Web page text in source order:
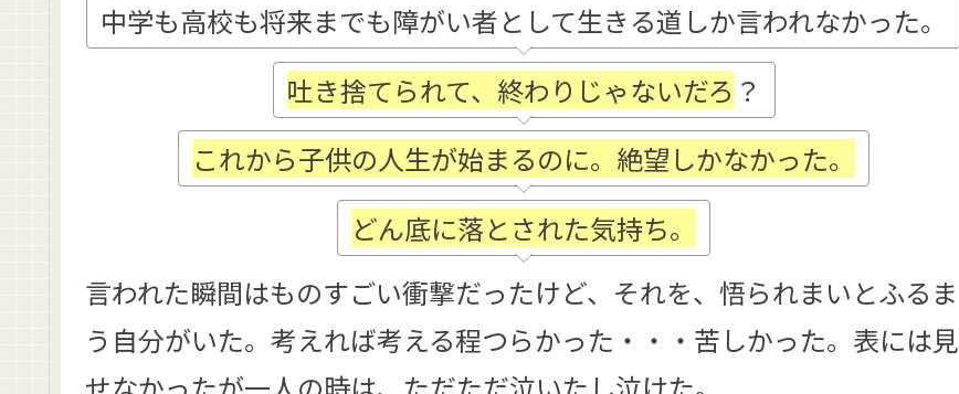
中学も高校も将来までも障がい者として生きる道しか言われなかった。
吐き捨てられて、終わりじゃないだろ ？
これから子供の人生が始まるのに。絶望しかなかった。
どん底に落とされた気持ち。
言われた瞬間はものすごい衝撃だったけど、それを、悟られまいとふるま
う自分がいた。考えれば考える程つらかった・・・苦しかった。表には見